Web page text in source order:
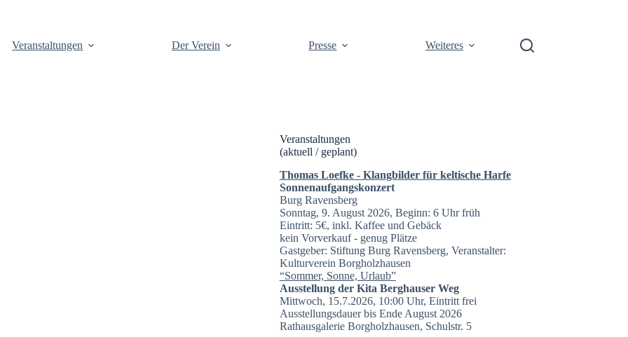
Veranstaltungen
Der Verein Presse Weiteres
Veranstaltungen
(aktuell / geplant)
Thomas Loefke - Klangbilder für keltische Harfe
Sonnenaufgangskonzert
Burg Ravensberg
Sonntag, 9. August 2026, Beginn: 6 Uhr früh
Eintritt: 5€, inkl. Kaffee und Gebäck
kein Vorverkauf - genug Plätze
Gastgeber: Stiftung Burg Ravensberg, Veranstalter:
Kulturverein Borgholzhausen
“Sommer, Sonne, Urlaub”
Ausstellung der Kita Berghauser Weg
Mittwoch, 15.7.2026, 10:00 Uhr, Eintritt frei
Ausstellungsdauer bis Ende August 2026
Rathausgalerie Borgholzhausen, Schulstr. 5